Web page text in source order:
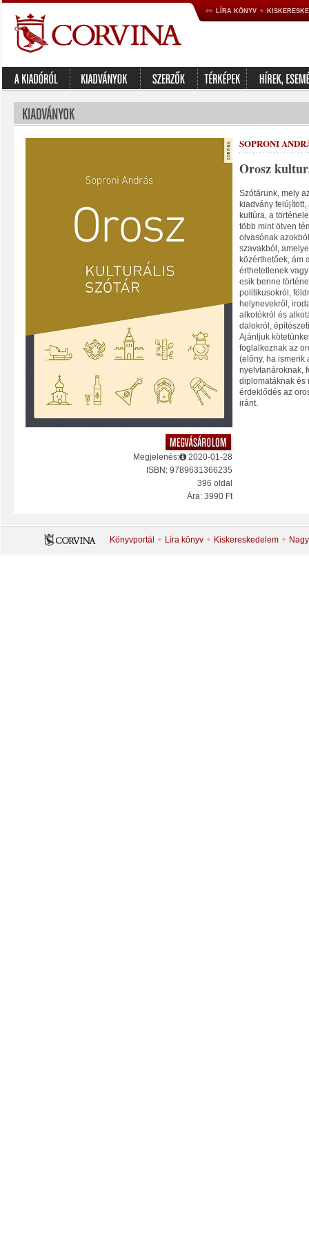
LÍRA KÖNYV
Megjelenés:
2020-01-28
ISBN: 9789631366235
396 oldal
Ára: 3990 Ft
SOPRONI
Orosz
Szótárunk, mely
kiadvány
kultúra, a
több mint ötven
olvasónak
szavakból,
közérthetőek, ám
érthetetlenek
esik benne
politikusokról,
helynevekről,
alkotókról és
dalokról,
Ajánljuk
foglalkoznak az
(előny, ha ismerik
nyelvtanároknak,
diplomatáknak és
érdeklődés az
iránt.
Könyvportál Líra könyv Kiskereskedelem